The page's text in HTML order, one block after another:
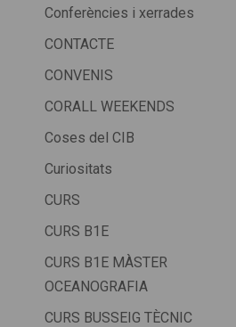
Conferències i xerrades
CONTACTE
CONVENIS
CORALL WEEKENDS
Coses del CIB
Curiositats
CURS
CURS B1E
CURS B1E MÀSTER
OCEANOGRAFIA
CURS BUSSEIG TÈCNIC